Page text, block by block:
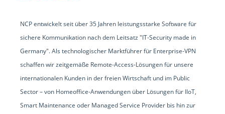
NCP entwickelt seit über 35 Jahren leistungsstarke Software für
sichere Kommunikation nach dem Leitsatz "IT-Security made in
Germany". Als technologischer Marktführer für Enterprise-VPN
schaffen wir zeitgemäße Remote-Access-Lösungen für unsere
internationalen Kunden in der freien Wirtschaft und im Public
Sector – von Homeoffice-Anwendungen über Lösungen für IIoT,
Smart Maintenance oder Managed Service Provider bis hin zur